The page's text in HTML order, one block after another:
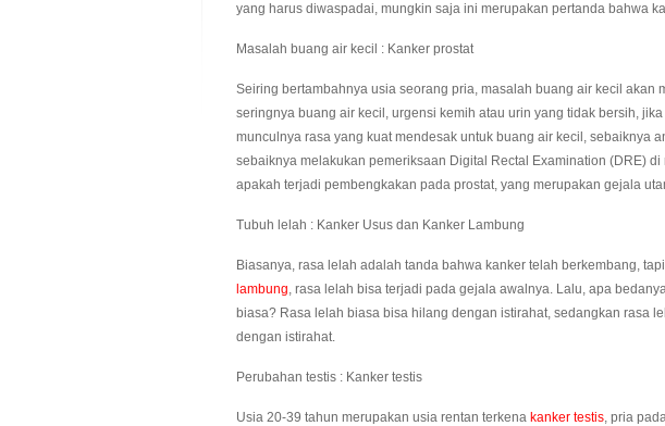
yang harus diwaspadai, mungkin saja ini merupakan pertanda bahwa
Masalah buang air kecil : Kanker prostat
Seiring bertambahnya usia seorang pria, masalah buang air kecil akan
seringnya buang air kecil, urgensi kemih atau urin yang tidak bersih,
munculnya rasa yang kuat mendesak untuk buang air kecil, sebaiknya
sebaiknya melakukan pemeriksaan Digital Rectal Examination (DRE)
apakah terjadi pembengkakan pada prostat, yang merupakan gejala
Tubuh lelah : Kanker Usus dan Kanker Lambung
Biasanya, rasa lelah adalah tanda bahwa kanker telah berkembang,
lambung, rasa lelah bisa terjadi pada gejala awalnya. Lalu, apa
biasa? Rasa lelah biasa bisa hilang dengan istirahat, sedangkan rasa
dengan istirahat.
Perubahan testis : Kanker testis
Usia 20-39 tahun merupakan usia rentan terkena kanker testis, pria